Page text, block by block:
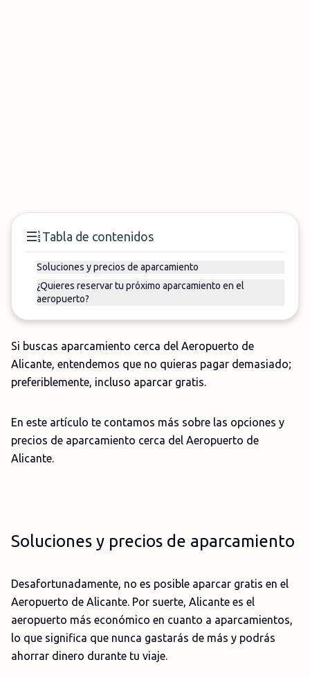
Tabla de contenidos
Soluciones y precios de aparcamiento
¿Quieres reservar tu próximo aparcamiento en el
aeropuerto?
Si buscas aparcamiento cerca del Aeropuerto de
Alicante, entendemos que no quieras pagar demasiado;
preferiblemente, incluso aparcar gratis.
En este artículo te contamos más sobre las opciones y
precios de aparcamiento cerca del Aeropuerto de
Alicante.
Soluciones y precios de aparcamiento
Desafortunadamente, no es posible aparcar gratis en el
Aeropuerto de Alicante. Por suerte, Alicante es el
aeropuerto más económico en cuanto a aparcamientos,
lo que significa que nunca gastarás de más y podrás
ahorrar dinero durante tu viaje.